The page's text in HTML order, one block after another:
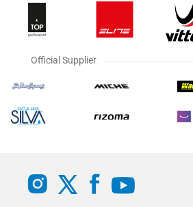
Official Supplier